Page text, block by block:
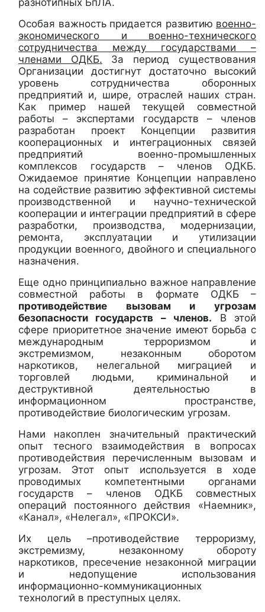
Особая важность придается развитию военно-
экономического и военно-технического
сотрудничества между государствами –
членами ОДКБ.
За период существования
Организации достигнут достаточно высокий
уровень сотрудничества оборонных
предприятий и, шире, отраслей наших стран.
Как пример нашей текущей совместной
работы – экспертами государств – членов
разработан проект Концепции развития
кооперационных и интеграционных связей
предприятий военно-промышленных
комплексов государств – членов ОДКБ.
Ожидаемое принятие Концепции направлено
на содействие развитию эффективной системы
производственной и научно-технической
кооперации и интеграции предприятий в сфере
разработки, производства, модернизации,
ремонта, эксплуатации и утилизации
продукции военного, двойного и специального
назначения.
Еще одно принципиально важное направление
совместной работы в формате ОДКБ –
противодействие вызовам и угрозам
безопасности государств – членов. В этой
сфере приоритетное значение имеют борьба с
международным терроризмом и
экстремизмом, незаконным оборотом
наркотиков, нелегальной миграцией и
торговлей людьми, криминальной и
деструктивной деятельностью в
информационном пространстве,
противодействие биологическим угрозам.
Нами накоплен значительный практический
опыт тесного взаимодействия в вопросах
противодействия перечисленным вызовам и
угрозам. Этот опыт используется в ходе
проводимых компетентными органами
государств – членов ОДКБ совместных
операций постоянного действия «Наемник»,
«Канал», «Нелегал», «ПРОКСИ».
Их цель –противодействие терроризму,
экстремизму, незаконному обороту
наркотиков, пресечение незаконной миграции
и недопущение использования
информационно-коммуникационных
технологий в преступных целях.